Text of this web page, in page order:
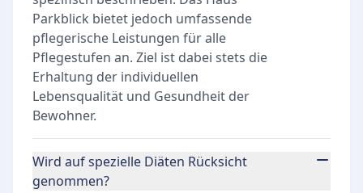
Parkblick bietet jedoch umfassende
pflegerische Leistungen für alle
Pflegestufen an. Ziel ist dabei stets die
Erhaltung der individuellen
Lebensqualität und Gesundheit der
Bewohner.
Wird auf spezielle Diäten Rücksicht
genommen?